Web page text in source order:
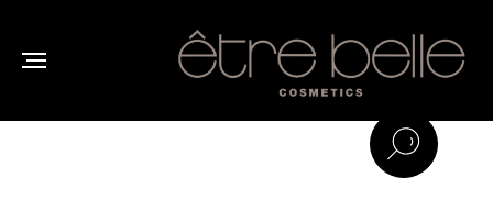
Etre Belle Нормальная кожа